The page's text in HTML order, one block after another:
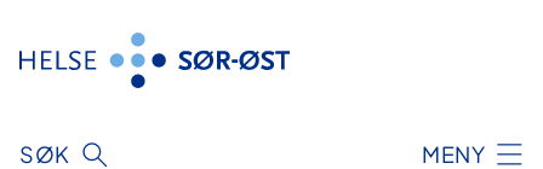
innhold
SØK MENY